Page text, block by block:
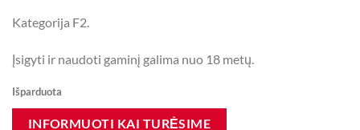
Kategorija F2.
Įsigyti ir naudoti gaminį galima nuo 18 metų.
Išparduota